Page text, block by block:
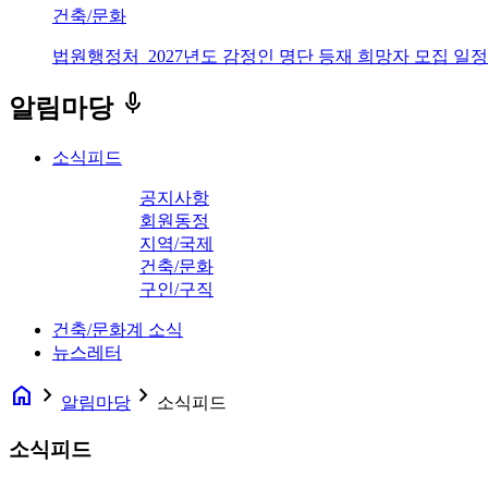
건축/문화
법원행정처_2027년도 감정인 명단 등재 희망자 모집 일
알림마당 keyboard_voice
소식피드
공지사항
회원동정
지역/국제
건축/문화
구인/구직
건축/문화계 소식
뉴스레터
home navigate_next 알림마당 navigate_next 소식피드
소식피드